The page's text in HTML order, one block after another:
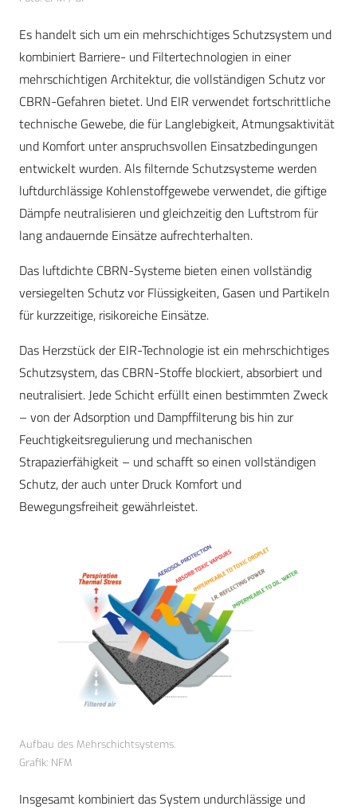
Es handelt sich um ein mehrschichtiges Schutzsystem und
kombiniert Barriere- und Filtertechnologien in einer
mehrschichtigen Architektur, die vollständigen Schutz vor
CBRN-Gefahren bietet. Und EIR verwendet fortschrittliche
technische Gewebe, die für Langlebigkeit, Atmungsaktivität
und Komfort unter anspruchsvollen Einsatzbedingungen
entwickelt wurden. Als filternde Schutzsysteme werden
luftdurchlässige Kohlenstoffgewebe verwendet, die giftige
Dämpfe neutralisieren und gleichzeitig den Luftstrom für
lang andauernde Einsätze aufrechterhalten.
Das luftdichte CBRN-Systeme bieten einen vollständig
versiegelten Schutz vor Flüssigkeiten, Gasen und Partikeln
für kurzzeitige, risikoreiche Einsätze.
Das Herzstück der EIR-Technologie ist ein mehrschichtiges
Schutzsystem, das CBRN-Stoffe blockiert, absorbiert und
neutralisiert. Jede Schicht erfüllt einen bestimmten Zweck
– von der Adsorption und Dampffilterung bis hin zur
Feuchtigkeitsregulierung und mechanischen
Strapazierfähigkeit – und schafft so einen vollständigen
Schutz, der auch unter Druck Komfort und
Bewegungsfreiheit gewährleistet.
Aufbau des Mehrschichtsystems.
Grafik: NFM
Insgesamt kombiniert das System undurchlässige und